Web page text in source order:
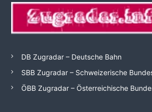
DB Zugradar – Deutsche Bahn
SBB Zugradar – Schweizerische
ÖBB Zugradar – Österreichische